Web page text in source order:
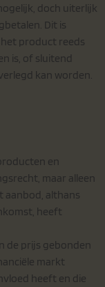
doch uiterlijk
Dit is
product reeds
is, of sluitend
kan worden.
en
maar alleen
aanbod, althans
heeft
de prijs gebonden
markt
heeft en die